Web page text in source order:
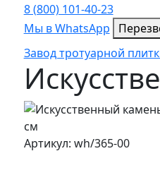
8 (800) 101-40-23
Мы в WhatsApp
Мы в
Завод тротуарной
Артикул: wh/365-00